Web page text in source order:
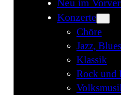
Neu im
Konzerte
Chöre
Jazz,
Klassik
Rock und